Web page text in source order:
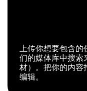
上传你想要包含
们的媒体库中搜
材）。把你的内容
编辑。